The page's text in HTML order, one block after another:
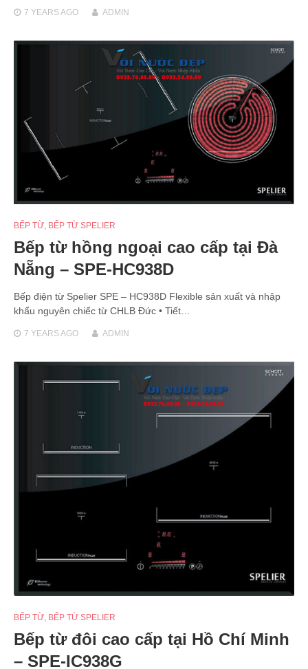
7 YEARSAGO ADMIN
BẾP TỪ, BẾP TỪ SPELIER
Bếp từ hồng ngoại cao cấp tại Đà
Nẵng – SPE-HC938D
Bếp điện từ Spelier SPE – HC938D Flexible sản xuất và nhập
khẩu nguyên chiếc từ CHLB Đức • Tiết…
7 YEARSAGO ADMIN
BẾP TỪ, BẾP TỪ SPELIER
Bếp từ đôi cao cấp tại Hồ Chí Minh
– SPE-IC938G